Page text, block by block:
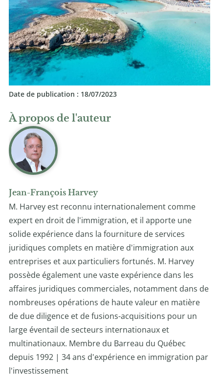
Date de publication : 18/07/2023
À propos de l'auteur
Jean-François Harvey
M. Harvey est reconnu internationalement comme
expert en droit de l'immigration, et il apporte une
solide expérience dans la fourniture de services
juridiques complets en matière d'immigration aux
entreprises et aux particuliers fortunés. M. Harvey
possède également une vaste expérience dans les
affaires juridiques commerciales, notamment dans de
nombreuses opérations de haute valeur en matière
de due diligence et de fusions-acquisitions pour un
large éventail de secteurs internationaux et
multinationaux. Membre du Barreau du Québec
depuis 1992 | 34 ans d'expérience en immigration par
l'investissement